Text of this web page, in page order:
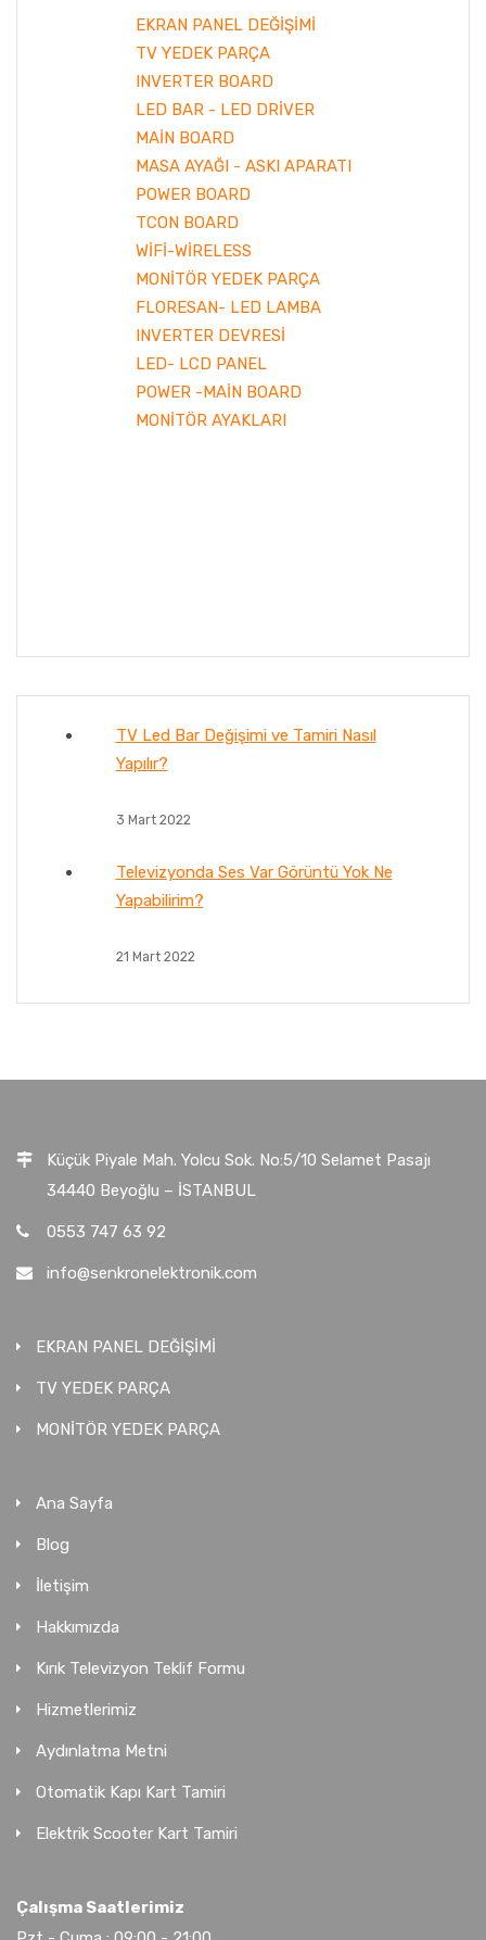
EKRAN PANEL DEĞİŞİMİ
TV YEDEK PARÇA
INVERTER BOARD
LED BAR - LED DRİVER
MAİN BOARD
MASA AYAĞI - ASKI APARATI
POWER BOARD
TCON BOARD
WİFİ-WİRELESS
MONİTÖR YEDEK PARÇA
FLORESAN- LED LAMBA
INVERTER DEVRESİ
LED- LCD PANEL
POWER -MAİN BOARD
MONİTÖR AYAKLARI
TV Led Bar Değişimi ve Tamiri Nasıl
Yapılır?
3 Mart 2022
Televizyonda Ses Var Görüntü Yok Ne
Yapabilirim?
21 Mart 2022
Küçük Piyale Mah. Yolcu Sok. No:5/10 Selamet Pasajı
34440 Beyoğlu – İSTANBUL
0553 747 63 92
info@senkronelektronik.com
EKRAN PANEL DEĞİŞİMİ
TV YEDEK PARÇA
MONİTÖR YEDEK PARÇA
Ana Sayfa
Blog
İletişim
Hakkımızda
Kırık Televizyon Teklif Formu
Hizmetlerimiz
Aydınlatma Metni
Otomatik Kapı Kart Tamiri
Elektrik Scooter Kart Tamiri
Çalışma Saatlerimiz